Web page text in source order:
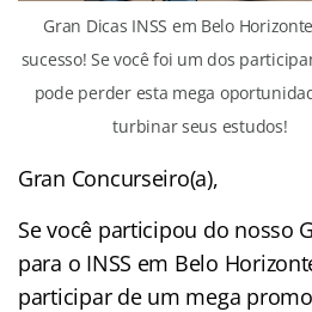
Gran Dicas INSS em Belo
sucesso! Se você foi um dos
pode perder esta mega
turbinar seus estudos!
Gran Concurseiro(a),
Se você participou do nosso
para o INSS em Belo
participar de um mega